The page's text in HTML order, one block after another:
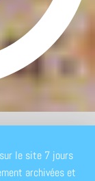
le site 7 jours
archivées et